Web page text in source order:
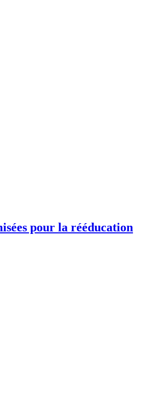
pour la rééducation